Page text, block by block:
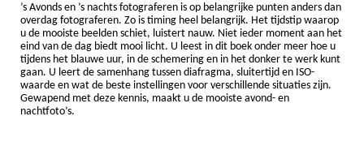
’s Avonds en ’s nachts fotograferen is op belangrijke punten anders dan
overdag fotograferen. Zo is timing heel belangrijk. Het tijdstip waarop
u de mooiste beelden schiet, luistert nauw. Niet ieder moment aan het
eind van de dag biedt mooi licht. U leest in dit boek onder meer hoe u
tijdens het blauwe uur, in de schemering en in het donker te werk kunt
gaan. U leert de samenhang tussen diafragma, sluitertijd en ISO-
waarde en wat de beste instellingen voor verschillende situaties zijn.
Gewapend met deze kennis, maakt u de mooiste avond- en
nachtfoto’s.